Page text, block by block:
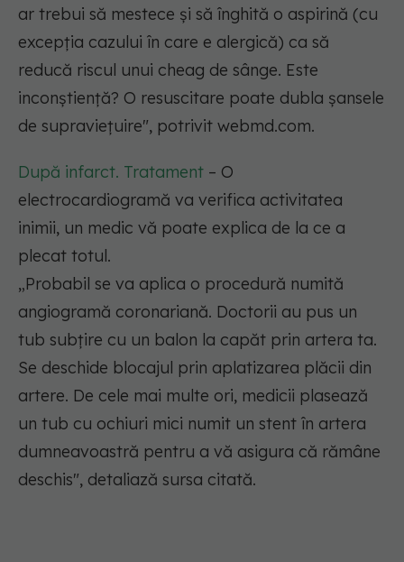
ar trebui să mestece și să înghită o aspirină (cu
excepția cazului în care e alergică) ca să
reducă riscul unui cheag de sânge. Este
inconștiență? O resuscitare poate dubla șansele
de supraviețuire", potrivit webmd.com.
După infarct. Tratament – O
electrocardiogramă va verifica activitatea
inimii, un medic vă poate explica de la ce a
plecat totul.
„Probabil se va aplica o procedură numită
angiogramă coronariană. Doctorii au pus un
tub subțire cu un balon la capăt prin artera ta.
Se deschide blocajul prin aplatizarea plăcii din
artere. De cele mai multe ori, medicii plasează
un tub cu ochiuri mici numit un stent în artera
dumneavoastră pentru a vă asigura că rămâne
deschis", detaliază sursa citată.